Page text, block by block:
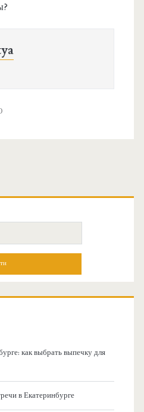
как выбрать выпечку для
в Екатеринбурге